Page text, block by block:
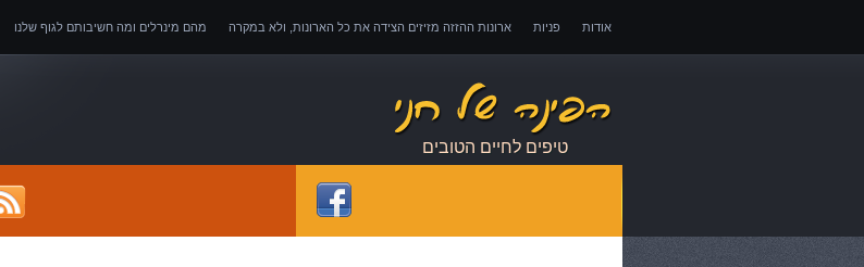
אודות פניות ארונות ההזזה מזיזים הצידה את כל הארונות, ולא במקרה מהם מינרלים ומה חשיבותם לגוף שלנו
אובדן כושר עבודה – כיצד לממש זכויות במקרה של אובדן כושר עבודה
טיפים לחיים הטובים